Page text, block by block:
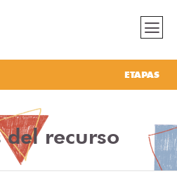
ETAPAS
del recurso